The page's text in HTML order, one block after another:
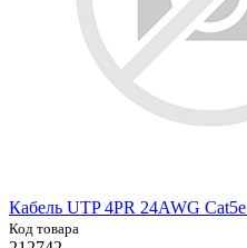
Кабель UTP 4PR 24AWG
Код товара